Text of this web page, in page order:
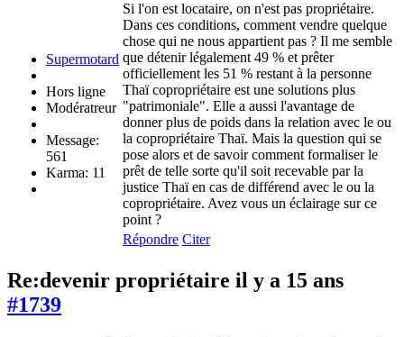
Supermotard
Hors ligne
Modératreur
Message:
561
Karma: 11
Si l'on est locataire, on n'est pas propriétaire.
Dans ces conditions, comment vendre quelque
chose qui ne nous appartient pas ? Il me semble
que détenir légalement 49 % et prêter
officiellement les 51 % restant à la personne
Thaï copropriétaire est une solutions plus
"patrimoniale". Elle a aussi l'avantage de
donner plus de poids dans la relation avec le ou
la copropriétaire Thaï. Mais la question qui se
pose alors et de savoir comment formaliser le
prêt de telle sorte qu'il soit recevable par la
justice Thaï en cas de différend avec le ou la
copropriétaire. Avez vous un éclairage sur ce
point ?
Répondre Citer
Re:devenir propriétaire il y a 15 ans
#1739